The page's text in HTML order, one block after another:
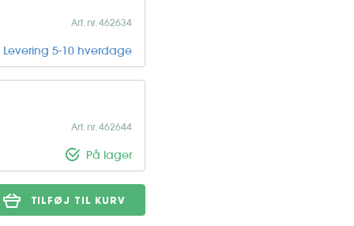
Art. nr. 462634
Levering 5-10 hverdage
Art. nr. 462644
På lager
TILFØJ TIL KURV